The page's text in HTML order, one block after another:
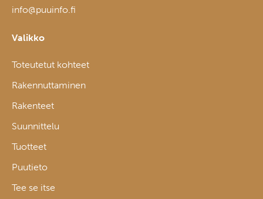
info@puuinfo.fi
Valikko
Toteutetut kohteet
Rakennuttaminen
Rakenteet
Suunnittelu
Tuotteet
Puutieto
Tee se itse